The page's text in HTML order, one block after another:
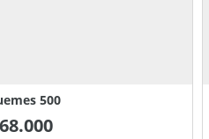
500
68.000